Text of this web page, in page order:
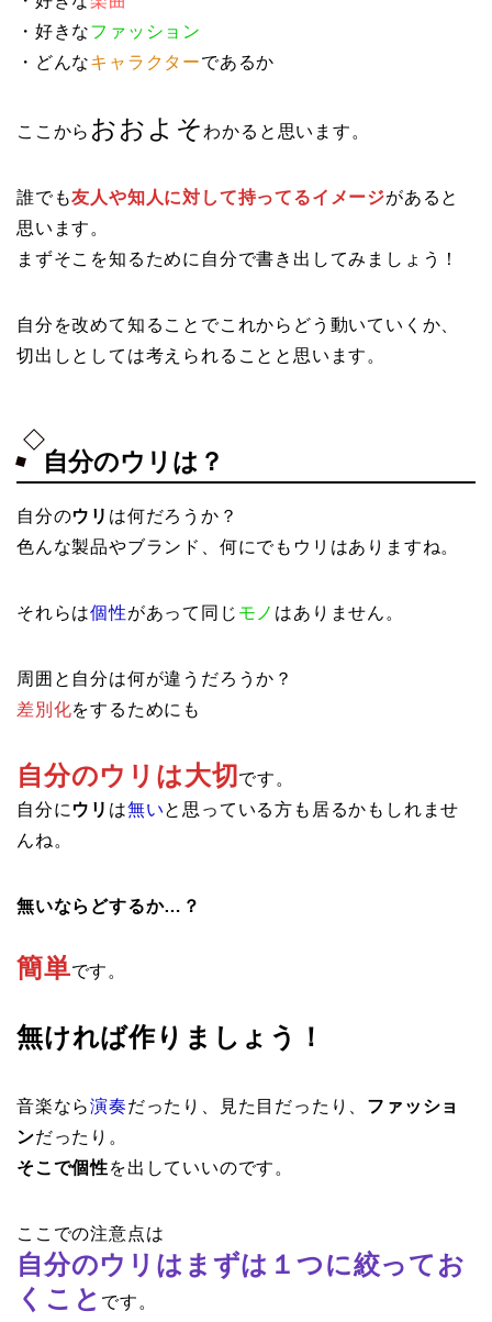
・好きなファッション
・どんなキャラクターであるか
ここから おおよそ わかると思います。
誰でも友人や知人に対して持ってるイメージがあると
思います。
まずそこを知るために自分で書き出してみましょう！
自分を改めて知ることでこれからどう動いていくか、
切出しとしては考えられることと思います。
自分のウリは？
自分のウリ は何だろうか？
色んな製品やブランド、何にでもウリはありますね。
それらは個性があって同じ モノ はありません。
周囲と自分は何が違うだろうか？
差別化をするためにも
自分のウリは大切です。
自分に ウリ は無いと思っている方も居るかもしれませ
んね。
無いならどするか…？
簡単です。
無ければ作りましょう！
音楽なら演奏だったり、見た目だったり、 ファッショ
ンだったり。
そこで個性を出していいのです。
ここでの注意点は
自分のウリはまずは１つに絞ってお
くこと です。